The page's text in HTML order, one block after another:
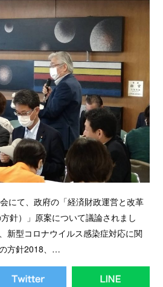
にて、政府の「経済財政運営と改革
針）」原案について議論されまし
新型コロナウイルス感染症対応に関
方針2018、…